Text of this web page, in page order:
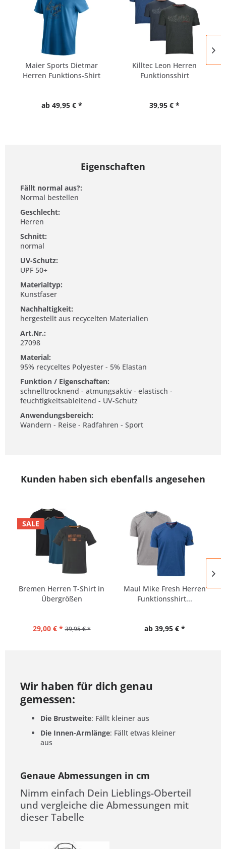
Maier Sports Dietmar
Herren Funktions-Shirt
ab 49,95 € *
Killtec Leon Herren
Funktionsshirt
39,95 € *
Eigenschaften
Fällt normal aus?:
Normal bestellen
Geschlecht:
Herren
Schnitt:
normal
UV-Schutz:
UPF 50+
Materialtyp:
Kunstfaser
Nachhaltigkeit:
hergestellt aus recycelten Materialien
Art.Nr.:
27098
Material:
95% recyceltes Polyester - 5% Elastan
Funktion / Eigenschaften:
schnelltrocknend - atmungsaktiv - elastisch -
feuchtigkeitsableitend - UV-Schutz
Anwendungsbereich:
Wandern - Reise - Radfahren - Sport
Kunden haben sich ebenfalls angesehen
SALE
Bremen Herren T-Shirt in
Übergrößen
29,00 € * 39,95 € *
Maul Mike Fresh Herren
Funktionsshirt...
ab 39,95 € *
Wir haben für dich genau
gemessen:
Die Brustweite: Fällt kleiner aus
Die Innen-Armlänge: Fällt etwas kleiner
aus
Genaue Abmessungen in cm
Nimm einfach Dein Lieblings-Oberteil
und vergleiche die Abmessungen mit
dieser Tabelle